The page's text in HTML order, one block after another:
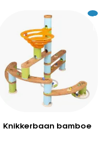
Knikkerbaan bamboe
Excl.